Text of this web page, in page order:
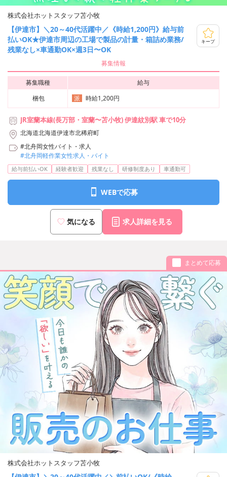
株式会社ホットスタッフ苫小牧
【伊達市】＼20～40代活躍中／《時給1,200円》給与前
払いOK★伊達市周辺の工場で製品の計量・箱詰め業務/
残業なし×車通勤OK×週3日〜OK
キープ
募集情報
募集職種
給与
梱包
派 時給1,200円
JR室蘭本線(長万部・室蘭〜苫小牧) 伊達紋別駅 車で10分
北海道北海道伊達市北稀府町
#北舟岡女性バイト・求人
#北舟岡軽作業女性求人・バイト
給与前払いOK 経験者歓迎 残業なし 研修制度あり 車通勤可
WEBで応募
気になる 求人詳細を見る
まとめて応募
株式会社ホットスタッフ苫小牧